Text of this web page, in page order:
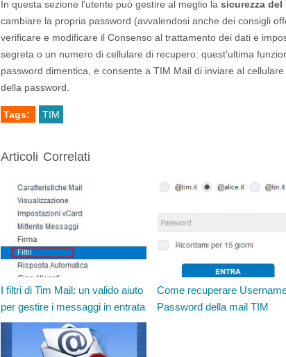
In questa sezione l'utente può gestire al meglio la sicurezza
cambiare la propria password (avvalendosi anche dei consigli
verificare e modificare il Consenso al trattamento dei dati e
segreta o un numero di cellulare di recupero: quest'ultima
password dimentica, e consente a TIM Mail di inviare al
della password.
Tags: TIM
Articoli Correlati
I filtri di Tim Mail: un valido aiuto
per gestire i messaggi in entrata
Come recuperare
Password della mail TIM